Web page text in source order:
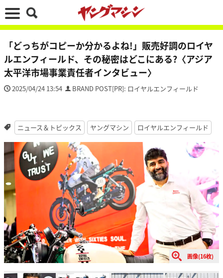
「どっちがコピーか分かるよね!」販売好調のロイヤ
ルエンフィールド、その秘密はどこにある?〈アジア
太平洋市場事業責任者インタビュー〉
2025/04/24 13:54 BRAND POST[PR]: ロイヤルエンフィールド
ニュース＆トピックス ヤングマシン ロイヤルエンフィールド
画像(16枚)